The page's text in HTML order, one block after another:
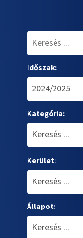
Időszak:
Kategória:
Kerület:
Állapot: